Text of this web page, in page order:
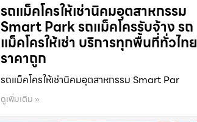
รถแม็คโครให้เช่านิคมอุตสาหกรรม
Smart Park รถแม็คโครรับจ้าง รถ
แม็คโครให้เช่า บริการทุกพื้นที่ทั่วไทย
ราคาถูก
รถแม็คโครให้เช่านิคมอุตสาหกรรม Smart Par
ดูเพิ่มเติม »